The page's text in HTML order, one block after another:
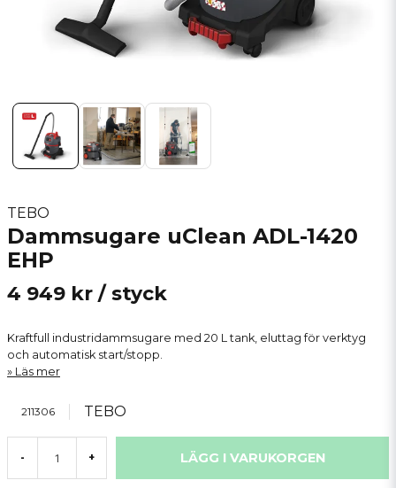
TEBO
Dammsugare uClean ADL-1420
EHP
4 949 kr / styck
Kraftfull industridammsugare med 20 L tank, eluttag för verktyg
och automatisk start/stopp.
Läs mer
211306 TEBO
- + LÄGG I VARUKORGEN